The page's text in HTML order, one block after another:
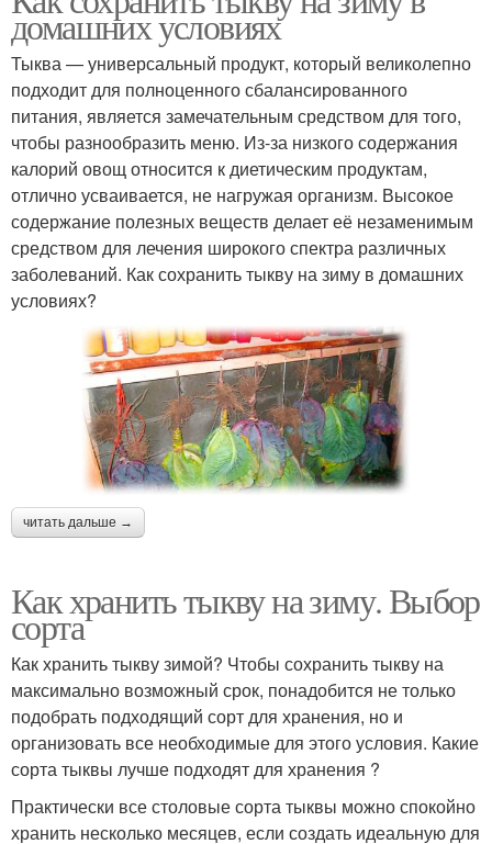
домашних условиях
Тыква — универсальный продукт, который великолепно
подходит для полноценного сбалансированного
питания, является замечательным средством для того,
чтобы разнообразить меню. Из-за низкого содержания
калорий овощ относится к диетическим продуктам,
отлично усваивается, не нагружая организм. Высокое
содержание полезных веществ делает её незаменимым
средством для лечения широкого спектра различных
заболеваний. Как сохранить тыкву на зиму в домашних
условиях?
читать дальше →
Как хранить тыкву на зиму. Выбор
сорта
Как хранить тыкву зимой? Чтобы сохранить тыкву на
максимально возможный срок, понадобится не только
подобрать подходящий сорт для хранения, но и
организовать все необходимые для этого условия. Какие
сорта тыквы лучше подходят для хранения ?
Практически все столовые сорта тыквы можно спокойно
хранить несколько месяцев, если создать идеальную для